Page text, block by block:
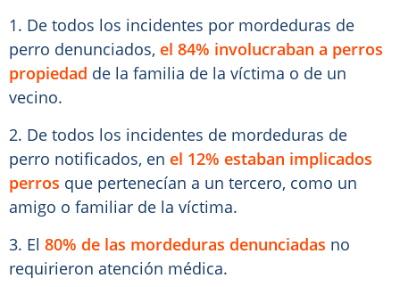
1. De todos los incidentes por mordeduras de
perro denunciados, el 84% involucraban a perros
propiedad de la familia de la víctima o de un
vecino.
2. De todos los incidentes de mordeduras de
perro notificados, en el 12% estaban implicados
perros que pertenecían a un tercero, como un
amigo o familiar de la víctima.
3. El 80% de las mordeduras denunciadas no
requirieron atención médica.